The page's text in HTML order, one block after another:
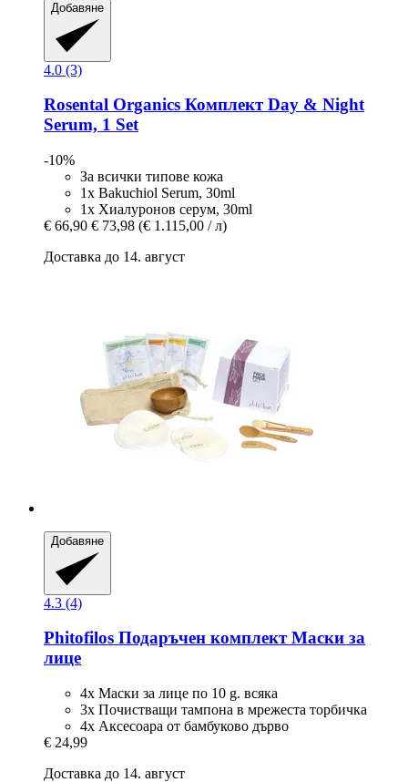
Добавяне
4.0 (3)
Rosental Organics Комплект Day & Night
Serum, 1 Set
-10%
За всички типове кожа
1x Bakuchiol Serum, 30ml
1x Хиалуронов серум, 30ml
€ 66,90 € 73,98 (€ 1.115,00 / л)
Доставка до 14. август
Добавяне
4.3 (4)
Phitofilos Подаръчен комплект Маски за
лице
4x Маски за лице по 10 g. всяка
3x Почистващи тампона в мрежеста торбичка
4x Аксесоара от бамбуково дърво
€ 24,99
Доставка до 14. август